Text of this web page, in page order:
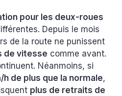
pour les deux-roues
Depuis le mois
de la route ne punissent
de vitesse comme avant.
Néanmoins, si
h de plus que la normale,
plus de retraits de